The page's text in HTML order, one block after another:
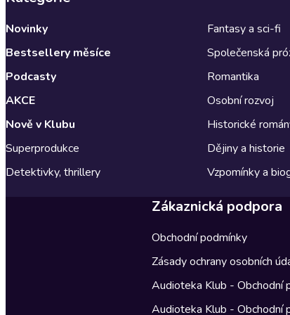
Novinky
Bestsellery měsíce
Podcasty
AKCE
Nově v Klubu
Superprodukce
Detektivky, thrillery
Fantasy a sci-fi
Společenská
Romantika
Osobní rozvoj
Historické
Dějiny a historie
Vzpomínky a
Zákaznická podpora
Obchodní podmínky
Zásady ochrany osobních
Audioteka Klub - Obchodní
Audioteka Klub - Obchodní